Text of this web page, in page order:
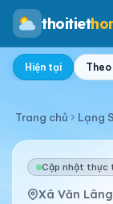
thoitiet
Hiện tại
Trang chủ Lạng
Cập nhật thực
Xã Văn